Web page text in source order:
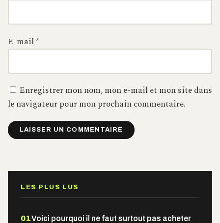
E-mail*
Enregistrer mon nom, mon e-mail et mon site dans
le navigateur pour mon prochain commentaire.
LES PLUS LUS
01Voici pourquoi il ne faut surtout pas acheter